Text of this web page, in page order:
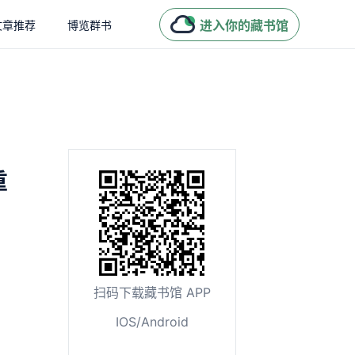
章推荐 博览群书 进入你的藏书馆
扫码下载藏书馆 APP
IOS/Android